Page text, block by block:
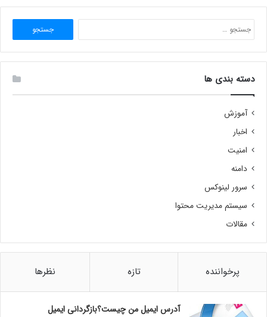
برای:
دسته بندی ها
آموزش
اخبار
امنیت
دامنه
سرور لینوکس
سیستم مدیریت محتوا
مقالات
پرخواننده تازه نظرها
آدرس ایمیل من چیست؟بازگردانی ایمیل